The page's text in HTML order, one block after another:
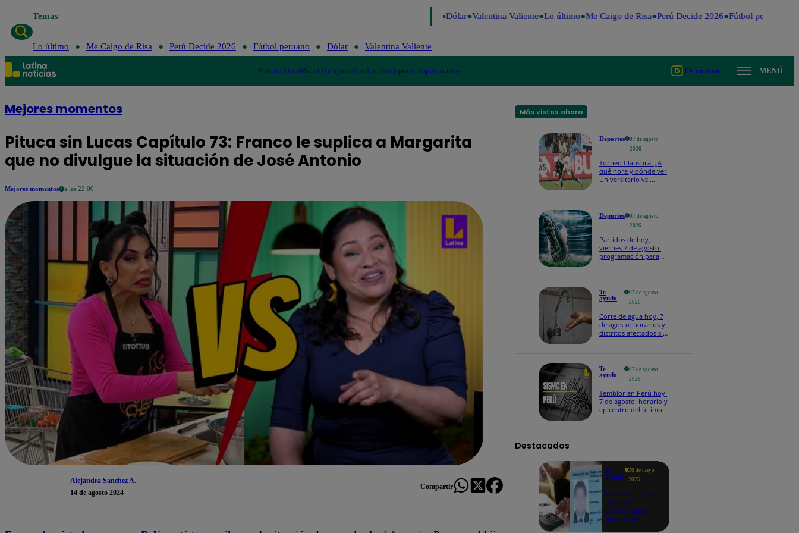
Temas Dólar Valentina Valiente Lo último Me Caigo de Risa Perú Decide 2026 Fútbol peruano
Lo último Me Caigo de Risa Perú Decide 2026 Fútbol peruano Dólar Valentina Valiente
PolíticaLimaMundoTe ayudoTendenciasDeportesEspectáculos TV en vivo MENÚ
Mejores momentos
Pituca sin Lucas Capítulo 73: Franco le suplica a Margarita
que no divulgue la situación de José Antonio
Mejores momentos a las 22:00
Alejandra Sanchez A.
14 de agosto 2024
Compartir
Más vistos ahora
Deportes
07 de agosto
2026
Torneo Clausura: ¿A
qué hora y dónde ver
Universitario vs.
Deportes
07 de agosto
2026
Partidos de hoy,
viernes 7 de agosto:
programación para
Te
ayudo
07 de agosto
2026
Corte de agua hoy, 7
de agosto: horarios y
distritos afectados sin
Te
ayudo
07 de agosto
2026
Temblor en Perú hoy,
7 de agosto: horario y
epicentro del último
Destacados
Te
ayudo
26 de mayo
2025
Revisa si tienes
deudas
consultando
con tu DNI: